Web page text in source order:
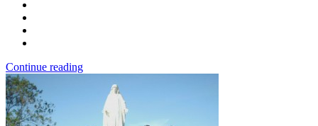
Continue reading